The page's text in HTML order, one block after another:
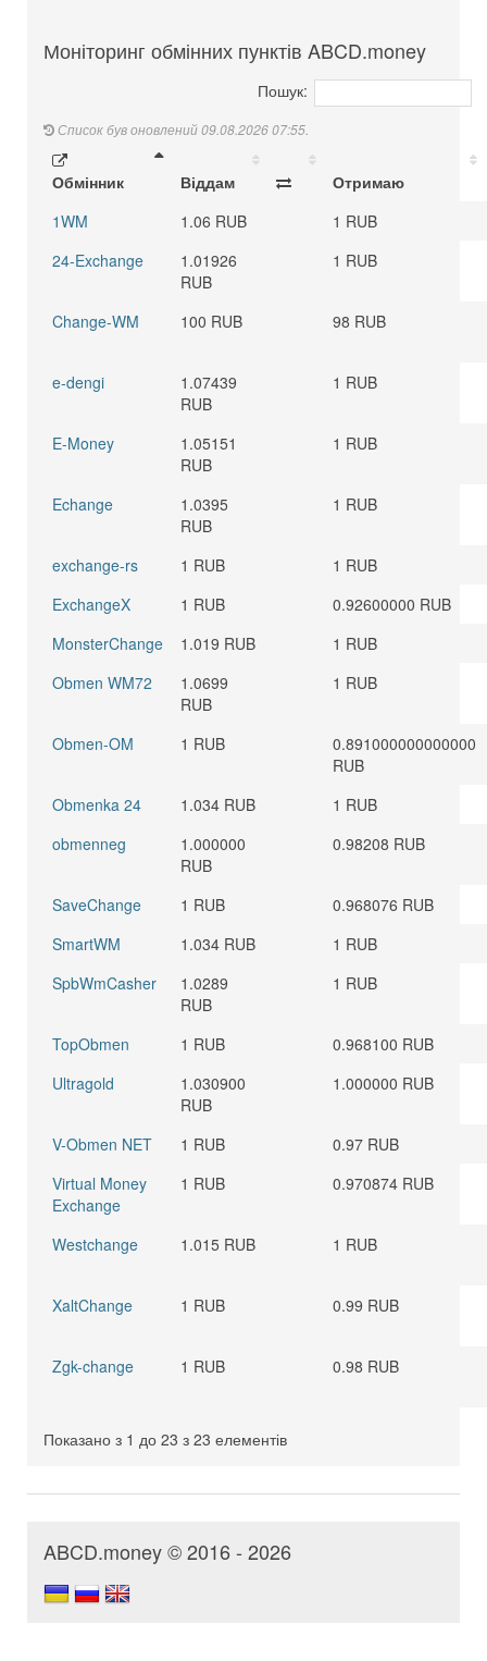
Моніторинг обмінних пунктів ABCD.money
Пошук:
Список був оновлений 09.08.2026 07:55.
Обмінник Віддам
Отримаю
1WM
1.06 RUB
1 RUB
24-Exchange
1.01926
RUB
1 RUB
Change-WM 100 RUB 98 RUB
e-dengi
1.07439
RUB
1 RUB
E-Money
1.05151
RUB
1 RUB
Echange
1.0395
RUB
1 RUB
exchange-rs 1 RUB
1 RUB
ExchangeX
1 RUB
0.92600000 RUB
MonsterChange
1.019 RUB
1 RUB
Obmen WM72
1.0699
RUB
1 RUB
Obmen-OM 1 RUB
0.891000000000000
RUB
Obmenka 24
1.034 RUB
1 RUB
obmenneg
1.000000
RUB
0.98208 RUB
SaveChange 1 RUB
0.968076 RUB
SmartWM
1.034 RUB
1 RUB
SpbWmCasher
1.0289
RUB
1 RUB
TopObmen 1 RUB
0.968100 RUB
Ultragold
1.030900
RUB
1.000000 RUB
V-Obmen NET 1 RUB
0.97 RUB
Virtual Money
Exchange
1 RUB 0.970874 RUB
Westchange 1.015 RUB 1 RUB
XaltChange 1 RUB 0.99 RUB
Zgk-change 1 RUB 0.98 RUB
Показано з 1 до 23 з 23 елементів
ABCD.money © 2016 - 2026